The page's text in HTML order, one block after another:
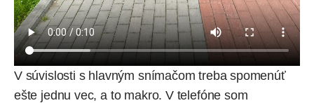
V súvislosti s hlavným snímačom treba spomenúť
ešte jednu vec, a to makro. V telefóne som